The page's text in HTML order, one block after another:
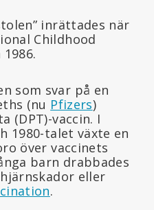
inrättades när
Childhood
som svar på en
(nu Pfizers)
(DPT)-vaccin. I
1980-talet växte en
över vaccinets
barn drabbades
eller
.